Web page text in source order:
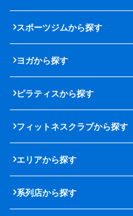
スポーツジムから探す
ヨガから探す
ピラティスから探す
フィットネスクラブから探す
エリアから探す
系列店から探す